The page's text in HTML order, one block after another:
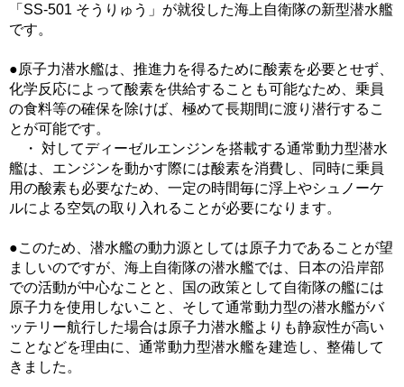
「SS-501 そうりゅう」が就役した海上自衛隊の新型潜水艦
です。
●原子力潜水艦は、推進力を得るために酸素を必要とせず、
化学反応によって酸素を供給することも可能なため、乗員
の食料等の確保を除けば、極めて長期間に渡り潜行するこ
とが可能です。
・ 対してディーゼルエンジンを搭載する通常動力型潜水
艦は、エンジンを動かす際には酸素を消費し、同時に乗員
用の酸素も必要なため、一定の時間毎に浮上やシュノーケ
ルによる空気の取り入れることが必要になります。
●このため、潜水艦の動力源としては原子力であることが望
ましいのですが、海上自衛隊の潜水艦では、日本の沿岸部
での活動が中心なことと、国の政策として自衛隊の艦には
原子力を使用しないこと、そして通常動力型の潜水艦がバ
ッテリー航行した場合は原子力潜水艦よりも静寂性が高い
ことなどを理由に、通常動力型潜水艦を建造し、整備して
きました。